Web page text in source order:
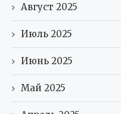
Август 2025
Июль 2025
Июнь 2025
Май 2025